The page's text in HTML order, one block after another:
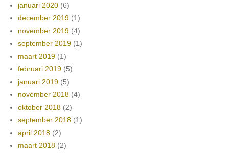
januari 2020 (6)
december 2019 (1)
november 2019 (4)
september 2019 (1)
maart 2019 (1)
februari 2019 (5)
januari 2019 (5)
november 2018 (4)
oktober 2018 (2)
september 2018 (1)
april 2018 (2)
maart 2018 (2)